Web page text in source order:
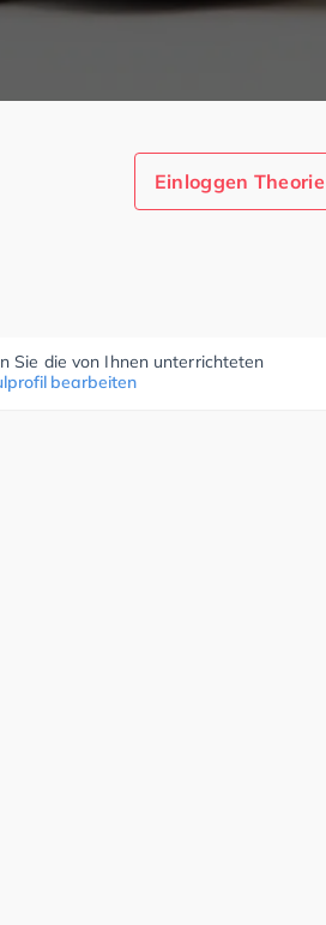
Einloggen Theorie
Sie die von Ihnen unterrichteten
bearbeiten